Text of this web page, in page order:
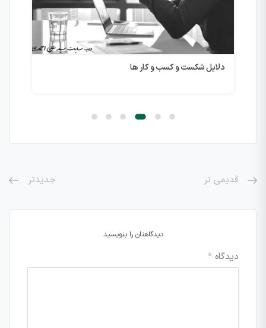
دلایل شکست و کسب و کار ها
قدیمی تر جدیدتر
دیدگاهتان را بنویسید
دیدگاه *